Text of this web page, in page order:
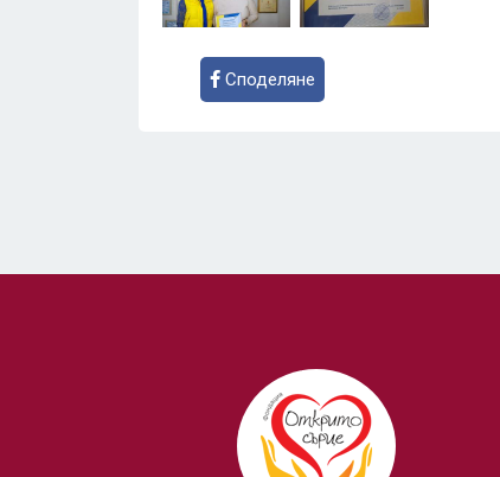
Споделяне